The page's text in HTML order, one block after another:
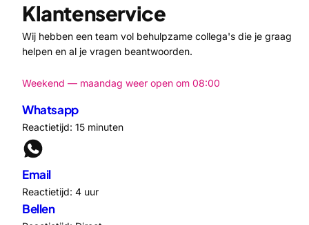
Klantenservice
Wij hebben een team vol behulpzame collega's die je graag
helpen en al je vragen beantwoorden.
Weekend — maandag weer open om 08:00
Whatsapp
Reactietijd: 15 minuten
Email
Reactietijd: 4 uur
Bellen